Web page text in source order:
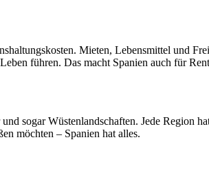
Mieten, Lebensmittel und
führen. Das macht Spanien auch für
sogar Wüstenlandschaften. Jede
möchten – Spanien hat alles.